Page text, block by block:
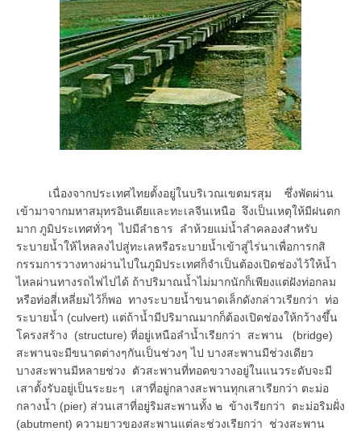
เนื่องจากประเทศไทยตั้งอยู่ในบริเวณเขตมรสุม ซึ่งพัดผ่าน
เข้ามาจากมหาสมุทรอินเดียและทะเลจีนเหนือ จึงเป็นเหตุให้มีฝนตก
มาก ภูมิประเทศทั่วๆ ไปมีลำธาร ลำห้วยแม่น้ำลำคลองสำหรับ
ระบายน้ำให้ไหลลงไปสู่ทะเลหรือระบายน้ำเข้าสู่ไร่นาเพื่อการกสิ
กรรมการวางทางผ่านไปในภูมิประเทศก็จำเป็นต้องเปิดช่องไว้ให้น้ำ
ไหลผ่านทางรถไฟไปได้ ถ้าปริมาณน้ำไม่มากนักก็เพียงแต่ฝังท่อกลม
หรือท่อสี่เหลี่ยมไว้ก็พอ ทางระบายน้ำขนาดเล็กดังกล่าวเรียกว่า ท่อ
ระบายน้ำ (culvert) แต่ถ้าน้ำมีปริมาณมากก็ต้องเปิดช่องให้กว้างขึ้น
โครงสร้าง (structure) ที่อยู่เหนือลำน้ำเรียกว่า สะพาน (bridge)
สะพานจะมีขนาดต่างๆกันเป็นช่วงๆ ไป บางสะพานมีช่วงเดียว
บางสะพานมีหลายช่วง ตัวสะพานที่ทอดขวางอยู่ในแนวระดับจะมี
เสาตั้งรับอยู่เป็นระยะๆ เสาที่อยู่กลางสะพานทุกเสาเรียกว่า ตะม่อ
กลางน้ำ (pier) ส่วนเสาที่อยู่ริมสะพานทั้ง ๒ ข้างเรียกว่า ตะม่อริมฝั่ง
(abutment) ความยาวของสะพานแต่ละช่วงเรียกว่า ช่วงสะพาน